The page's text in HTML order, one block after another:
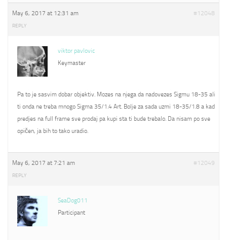
May 6, 2017 at 12:31 am #12048
REPLY
viktor pavlovic
Keymaster
Pa to je sasvim dobar objektiv. Mozes na njega da nadovezes Sigmu 18-35 ali
ti onda ne treba mnogo Sigma 35/1.4 Art. Bolje za sada uzmi 18-35/1.8 a kad
predjes na full frame sve prodaj pa kupi sta ti bude trebalo. Da nisam po sve
opičen, ja bih to tako uradio.
May 6, 2017 at 7:21 am #12049
REPLY
SeaDog011
Participant